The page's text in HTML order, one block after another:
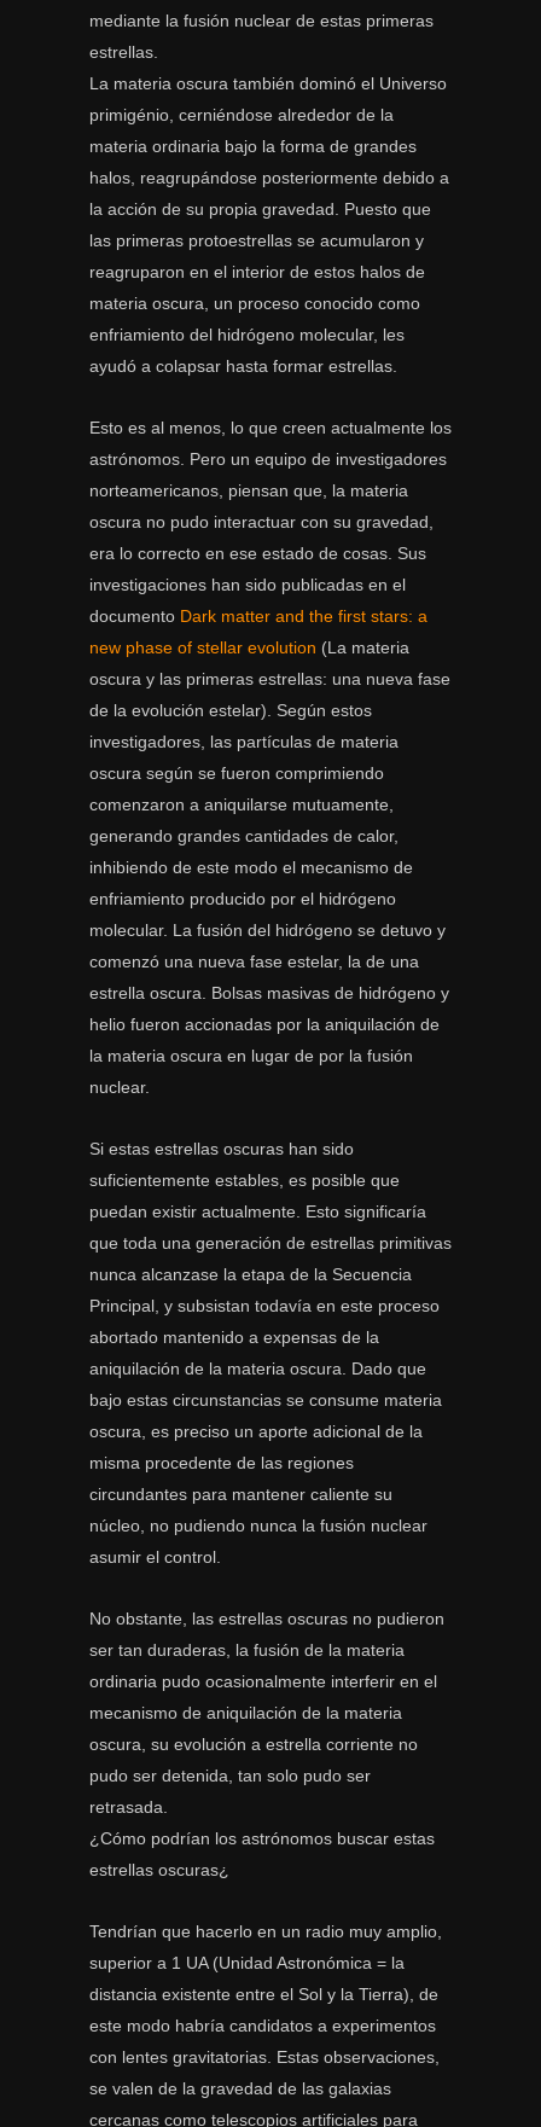
mediante la fusión nuclear de estas primeras
estrellas.
La materia oscura también dominó el Universo
primigénio, cerniéndose alrededor de la
materia ordinaria bajo la forma de grandes
halos, reagrupándose posteriormente debido a
la acción de su propia gravedad. Puesto que
las primeras protoestrellas se acumularon y
reagruparon en el interior de estos halos de
materia oscura, un proceso conocido como
enfriamiento del hidrógeno molecular, les
ayudó a colapsar hasta formar estrellas.
Esto es al menos, lo que creen actualmente los
astrónomos. Pero un equipo de investigadores
norteamericanos, piensan que, la materia
oscura no pudo interactuar con su gravedad,
era lo correcto en ese estado de cosas. Sus
investigaciones han sido publicadas en el
documento  Dark matter and the first stars: a
new phase of stellar evolution (La materia
oscura y las primeras estrellas: una nueva fase
de la evolución estelar). Según estos
investigadores, las partículas de materia
oscura según se fueron comprimiendo
comenzaron a aniquilarse mutuamente,
generando grandes cantidades de calor,
inhibiendo de este modo el mecanismo de
enfriamiento producido por el hidrógeno
molecular. La fusión del hidrógeno se detuvo y
comenzó una nueva fase estelar, la de una
estrella oscura. Bolsas masivas de hidrógeno y
helio fueron accionadas por la aniquilación de
la materia oscura en lugar de por la fusión
nuclear.
Si estas estrellas oscuras han sido
suficientemente estables, es posible que
puedan existir actualmente. Esto significaría
que toda una generación de estrellas primitivas
nunca alcanzase la etapa de la Secuencia
Principal, y subsistan todavía en este proceso
abortado mantenido a expensas de la
aniquilación de la materia oscura. Dado que
bajo estas circunstancias se consume materia
oscura, es preciso un aporte adicional de la
misma procedente de las regiones
circundantes para mantener caliente su
núcleo, no pudiendo nunca la fusión nuclear
asumir el control.
No obstante, las estrellas oscuras no pudieron
ser tan duraderas, la fusión de la materia
ordinaria pudo ocasionalmente interferir en el
mecanismo de aniquilación de la materia
oscura, su evolución a estrella corriente no
pudo ser detenida, tan solo pudo ser
retrasada.
¿Cómo podrían los astrónomos buscar estas
estrellas oscuras¿
Tendrían que hacerlo en un radio muy amplio,
superior a 1 UA (Unidad Astronómica = la
distancia existente entre el Sol y la Tierra), de
este modo habría candidatos a experimentos
con lentes gravitatorias. Estas observaciones,
se valen de la gravedad de las galaxias
cercanas como telescopios artificiales para